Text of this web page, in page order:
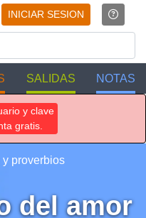
INICIAR SESION
SALIDAS NOTAS
y clave
gratis.
y proverbios
del amor